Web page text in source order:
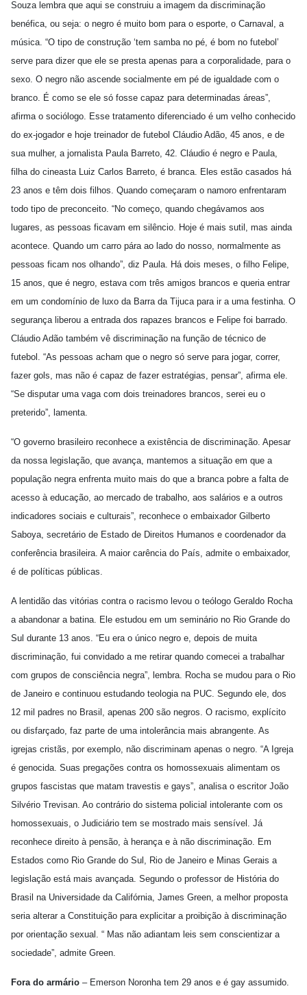
Souza lembra que aqui se construiu a imagem da discriminação
benéfica, ou seja: o negro é muito bom para o esporte, o Carnaval, a
música. “O tipo de construção ‘tem samba no pé, é bom no futebol’
serve para dizer que ele se presta apenas para a corporalidade, para o
sexo. O negro não ascende socialmente em pé de igualdade com o
branco. É como se ele só fosse capaz para determinadas áreas”,
afirma o sociólogo. Esse tratamento diferenciado é um velho conhecido
do ex-jogador e hoje treinador de futebol Cláudio Adão, 45 anos, e de
sua mulher, a jornalista Paula Barreto, 42. Cláudio é negro e Paula,
filha do cineasta Luiz Carlos Barreto, é branca. Eles estão casados há
23 anos e têm dois filhos. Quando começaram o namoro enfrentaram
todo tipo de preconceito. “No começo, quando chegávamos aos
lugares, as pessoas ficavam em silêncio. Hoje é mais sutil, mas ainda
acontece. Quando um carro pára ao lado do nosso, normalmente as
pessoas ficam nos olhando”, diz Paula. Há dois meses, o filho Felipe,
15 anos, que é negro, estava com três amigos brancos e queria entrar
em um condomínio de luxo da Barra da Tijuca para ir a uma festinha. O
segurança liberou a entrada dos rapazes brancos e Felipe foi barrado.
Cláudio Adão também vê discriminação na função de técnico de
futebol. “As pessoas acham que o negro só serve para jogar, correr,
fazer gols, mas não é capaz de fazer estratégias, pensar”, afirma ele.
“Se disputar uma vaga com dois treinadores brancos, serei eu o
preterido”, lamenta.
“O governo brasileiro reconhece a existência de discriminação. Apesar
da nossa legislação, que avança, mantemos a situação em que a
população negra enfrenta muito mais do que a branca pobre a falta de
acesso à educação, ao mercado de trabalho, aos salários e a outros
indicadores sociais e culturais”, reconhece o embaixador Gilberto
Saboya, secretário de Estado de Direitos Humanos e coordenador da
conferência brasileira. A maior carência do País, admite o embaixador,
é de políticas públicas.
A lentidão das vitórias contra o racismo levou o teólogo Geraldo Rocha
a abandonar a batina. Ele estudou em um seminário no Rio Grande do
Sul durante 13 anos. “Eu era o único negro e, depois de muita
discriminação, fui convidado a me retirar quando comecei a trabalhar
com grupos de consciência negra”, lembra. Rocha se mudou para o Rio
de Janeiro e continuou estudando teologia na PUC. Segundo ele, dos
12 mil padres no Brasil, apenas 200 são negros. O racismo, explícito
ou disfarçado, faz parte de uma intolerância mais abrangente. As
igrejas cristãs, por exemplo, não discriminam apenas o negro. “A Igreja
é genocida. Suas pregações contra os homossexuais alimentam os
grupos fascistas que matam travestis e gays”, analisa o escritor João
Silvério Trevisan. Ao contrário do sistema policial intolerante com os
homossexuais, o Judiciário tem se mostrado mais sensível. Já
reconhece direito à pensão, à herança e à não discriminação. Em
Estados como Rio Grande do Sul, Rio de Janeiro e Minas Gerais a
legislação está mais avançada. Segundo o professor de História do
Brasil na Universidade da Califórnia, James Green, a melhor proposta
seria alterar a Constituição para explicitar a proibição à discriminação
por orientação sexual. “ Mas não adiantam leis sem conscientizar a
sociedade”, admite Green.
Fora do armário – Emerson Noronha tem 29 anos e é gay assumido.